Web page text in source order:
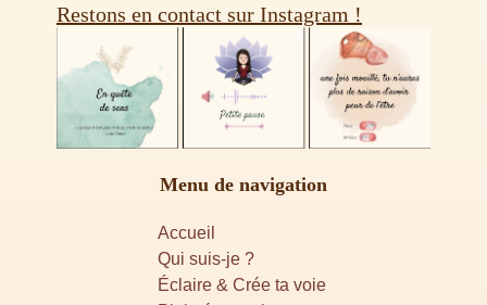
Restons en contact sur Instagram !
Menu de navigation
Accueil
Qui suis-je ?
Éclaire & Crée ta voie